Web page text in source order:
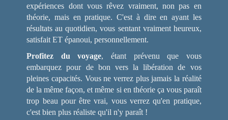
expériences dont vous rêvez vraiment, non pas en
théorie, mais en pratique. C'est à dire en ayant les
résultats au quotidien, vous sentant vraiment heureux,
satisfait ET épanoui, personnellement.
Profitez du voyage, étant prévenu que vous
embarquez pour de bon vers la libération de vos
pleines capacités. Vous ne verrez plus jamais la réalité
de la même façon, et même si en théorie ça vous paraît
trop beau pour être vrai, vous verrez qu'en pratique,
c'est bien plus réaliste qu'il n'y paraît !